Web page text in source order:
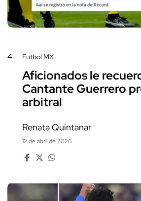
4 Futbol MX
Aficionados le
Cantante Guerrero
arbitral
Renata Quintanar
12 de abril de 2026